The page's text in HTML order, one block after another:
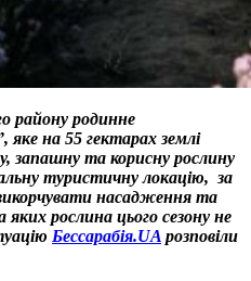
району родинне
на 55 гектарах землі
запашну та корисну рослину
туристичну локацію, за
насадження та
рослина цього сезону не
Бессарабія.UA розповіли